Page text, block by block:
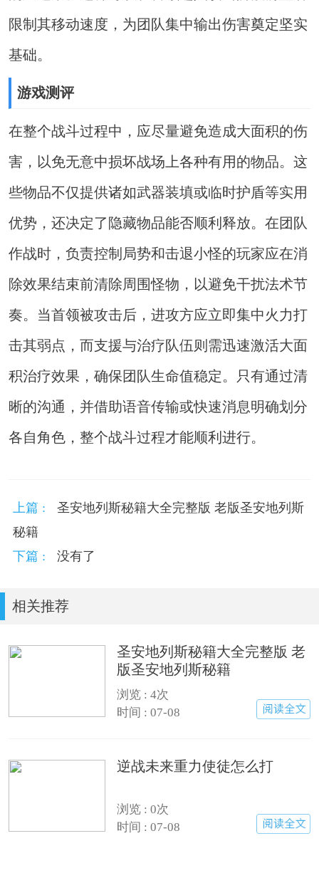
限制其移动速度，为团队集中输出伤害奠定坚实
基础。
游戏测评
在整个战斗过程中，应尽量避免造成大面积的伤
害，以免无意中损坏战场上各种有用的物品。这
些物品不仅提供诸如武器装填或临时护盾等实用
优势，还决定了隐藏物品能否顺利释放。在团队
作战时，负责控制局势和击退小怪的玩家应在消
除效果结束前清除周围怪物，以避免干扰法术节
奏。当首领被攻击后，进攻方应立即集中火力打
击其弱点，而支援与治疗队伍则需迅速激活大面
积治疗效果，确保团队生命值稳定。只有通过清
晰的沟通，并借助语音传输或快速消息明确划分
各自角色，整个战斗过程才能顺利进行。
上篇 :
圣安地列斯秘籍大全完整版 老版圣安地列斯
秘籍
下篇 :
没有了
相关推荐
圣安地列斯秘籍大全完整版 老
版圣安地列斯秘籍
浏览 : 4次
时间 : 07-08
逆战未来重力使徒怎么打
浏览 : 0次
时间 : 07-08